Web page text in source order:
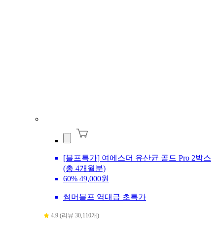
[블프특가] 여에스더 유산균 골드 Pro 2박스
(총 4개월분)
60% 49,000원
썸머블프 역대급 초특가
4.9 (리뷰 30,110개)